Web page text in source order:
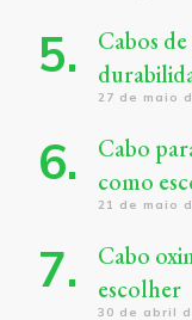
Cabos
27 de maio
Cabo
como
21 de maio
Cabo
escolher
30 de abril